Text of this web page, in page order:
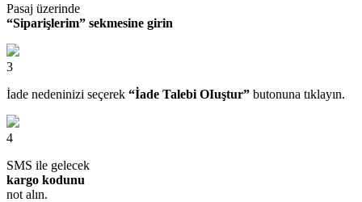
Pasaj üzerinde
“Siparişlerim” sekmesine girin
3
İade nedeninizi seçerek “İade Talebi OIuştur” butonuna tıklayın.
4
SMS ile gelecek
kargo kodunu
not alın.